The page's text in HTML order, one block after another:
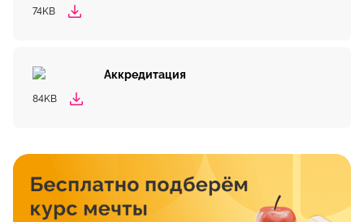
74KB
Аккредитация
84KB